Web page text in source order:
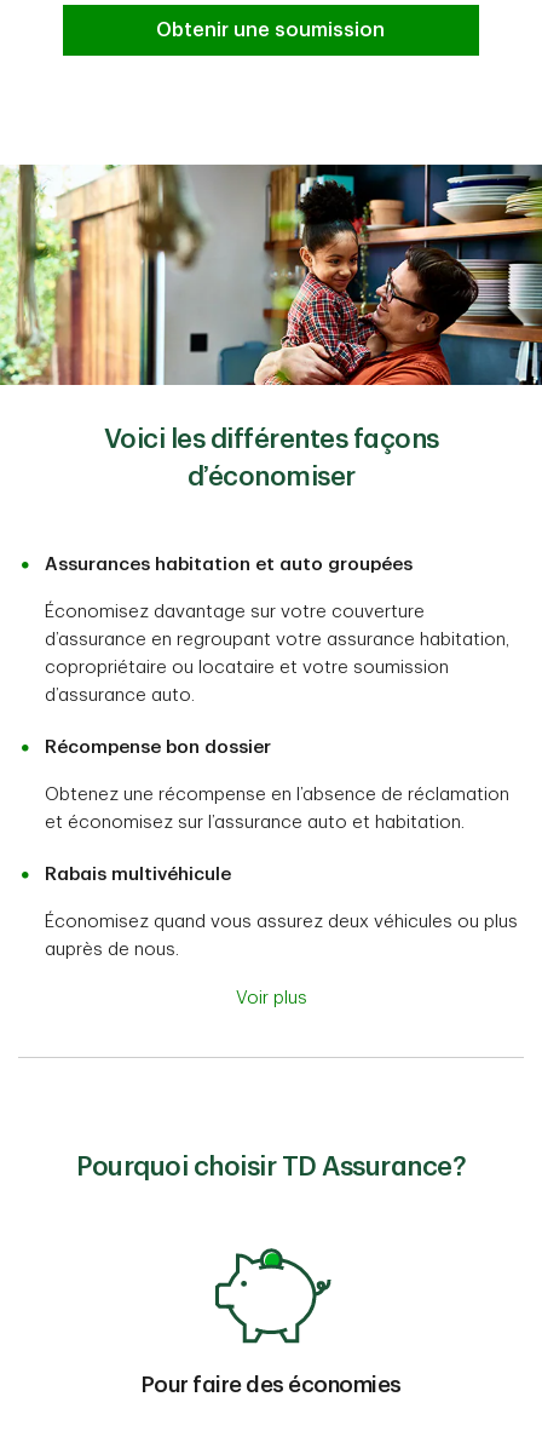
Obtenir une soumission
Voici les différentes façons
d’économiser
Assurances habitation et auto groupées
Économisez davantage sur votre couverture
d’assurance en regroupant votre assurance habitation,
copropriétaire ou locataire et votre soumission
d’assurance auto.
Récompense bon dossier
Obtenez une récompense en l’absence de réclamation
et économisez sur l’assurance auto et habitation.
Rabais multivéhicule
Économisez quand vous assurez deux véhicules ou plus
auprès de nous.
Voir plus
Pourquoi choisir TD Assurance?
Pour faire des économies